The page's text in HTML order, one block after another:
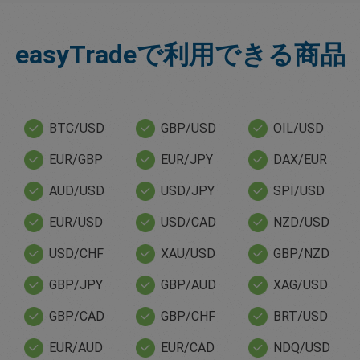
easyTradeで利用できる商品
BTC/USD
EUR/GBP
AUD/USD
EUR/USD
USD/CHF
GBP/JPY
GBP/CAD
EUR/AUD
GBP/USD
EUR/JPY
USD/JPY
USD/CAD
XAU/USD
GBP/AUD
GBP/CHF
EUR/CAD
OIL/USD
DAX/EUR
SPI/USD
NZD/USD
GBP/NZD
XAG/USD
BRT/USD
NDQ/USD